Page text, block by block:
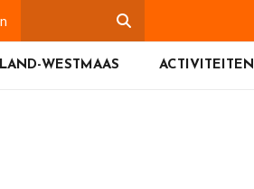
WESTMAAS ACTIVITEITEN